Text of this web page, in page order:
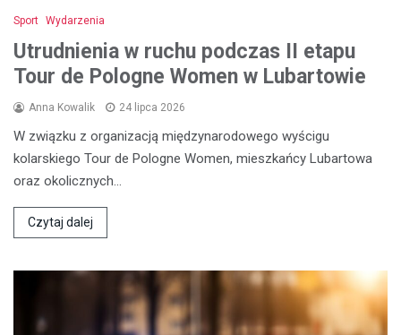
Sport Wydarzenia
Utrudnienia w ruchu podczas II etapu
Tour de Pologne Women w Lubartowie
Anna Kowalik 24 lipca 2026
W związku z organizacją międzynarodowego wyścigu
kolarskiego Tour de Pologne Women, mieszkańcy Lubartowa
oraz okolicznych…
Czytaj dalej